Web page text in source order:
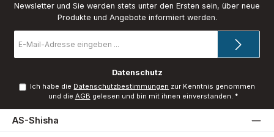
Newsletter und Sie werden stets unter den Ersten sein, über neue
Produkte und Angebote informiert werden.
Mail-
Datenschutz
Ich habe die Datenschutzbestimmungen zur Kenntnis genommen
und die AGB gelesen und bin mit ihnen einverstanden. *
AS-Shisha